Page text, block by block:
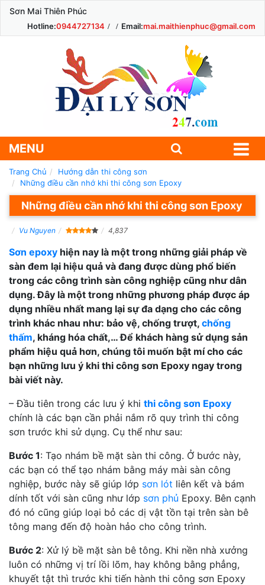
Sơn Mai Thiên Phúc
Hotline:0944727134 Email:mai.maithienphuc@gmail.com
MENU
Trang Chủ
Hướng dẫn thi công sơn
Những điều cần nhớ khi thi công sơn Epoxy
Những điều cần nhớ khi thi công sơn Epoxy
Vu Nguyen 4,837
Sơn epoxy hiện nay là một trong những giải pháp về
sàn đem lại hiệu quả và đang được dùng phổ biến
trong các công trình sàn công nghiệp cũng như dân
dụng. Đây là một trong những phương pháp được áp
dụng nhiều nhất mang lại sự đa dạng cho các công
trình khác nhau như: bảo vệ, chống trượt, chống
thấm, kháng hóa chất,… Để khách hàng sử dụng sản
phẩm hiệu quả hơn, chúng tôi muốn bật mí cho các
bạn những lưu ý khi thi công sơn Epoxy ngay trong
bài viết này.
– Đầu tiên trong các lưu ý khi thi công sơn Epoxy
chính là các bạn cần phải nắm rõ quy trình thi công
sơn trước khi sử dụng. Cụ thể như sau:
Bước 1: Tạo nhám bề mặt sàn thi công. Ở bước này,
các bạn có thể tạo nhám bằng máy mài sàn công
nghiệp, bước này sẽ giúp lớp sơn lót liên kết và bám
dính tốt với sàn cũng như lớp sơn phủ Epoxy. Bên cạnh
đó nó cũng giúp loại bỏ các dị vật tồn tại trên sàn bê
tông mang đến độ hoàn hảo cho công trình.
Bước 2: Xử lý bề mặt sàn bê tông. Khi nền nhà xưởng
luôn có những vị trí lồi lõm, hay không bằng phẳng,
khuyết tật thì trước khi tiến hành thi công sơn Epoxy